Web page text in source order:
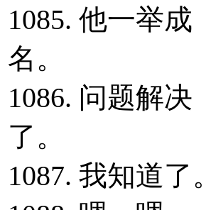
1085. 他一举成
名。
1086. 问题解决
了。
1087. 我知道了。